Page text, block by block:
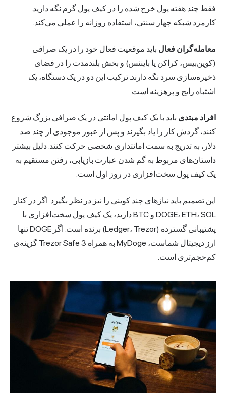
فقط چند هفته پول خرج شده را در کیف پول گرم نگه دارید.
کارمزد شبکه چهار سنتی، استفاده روزانه را عملی می‌کند.
معامله‌گران فعال باید موقعیت فعال خود را در یک صرافی
(کوین‌بیس، کراکن یا بایننس) و بخش بلندمدت را در فضای
ذخیره‌سازی سرد نگه دارند. ترکیب این دو در یک دستگاه، یک
اشتباه رایج و پرهزینه است.
افراد مبتدی باید با یک کیف پول امانتی در یک صرافی بزرگ شروع
کنند، گردش کار را یاد بگیرند و پس از عبور موجودی از چند صد
دلار، به تدریج به سمت امانتداری شخصی حرکت کنند. دلیل بیشتر
داستان‌های مربوط به گم شدن عبارت بازیابی، رفتن مستقیم به
یک کیف پول سخت‌افزاری در روز اول است.
این تصمیم باید نیازهای چند کوینی را نیز در نظر بگیرد. اگر در کنار
DOGE، ETH، SOL و BTC دارید، یک کیف پول سخت‌افزاری با
پشتیبانی گسترده (Ledger، Trezor) برنده است. اگر DOGE تنها
ارز دیجیتال شماست، MyDoge به همراه Trezor Safe 3 گزینه‌ی
کم‌حجم‌تری است.